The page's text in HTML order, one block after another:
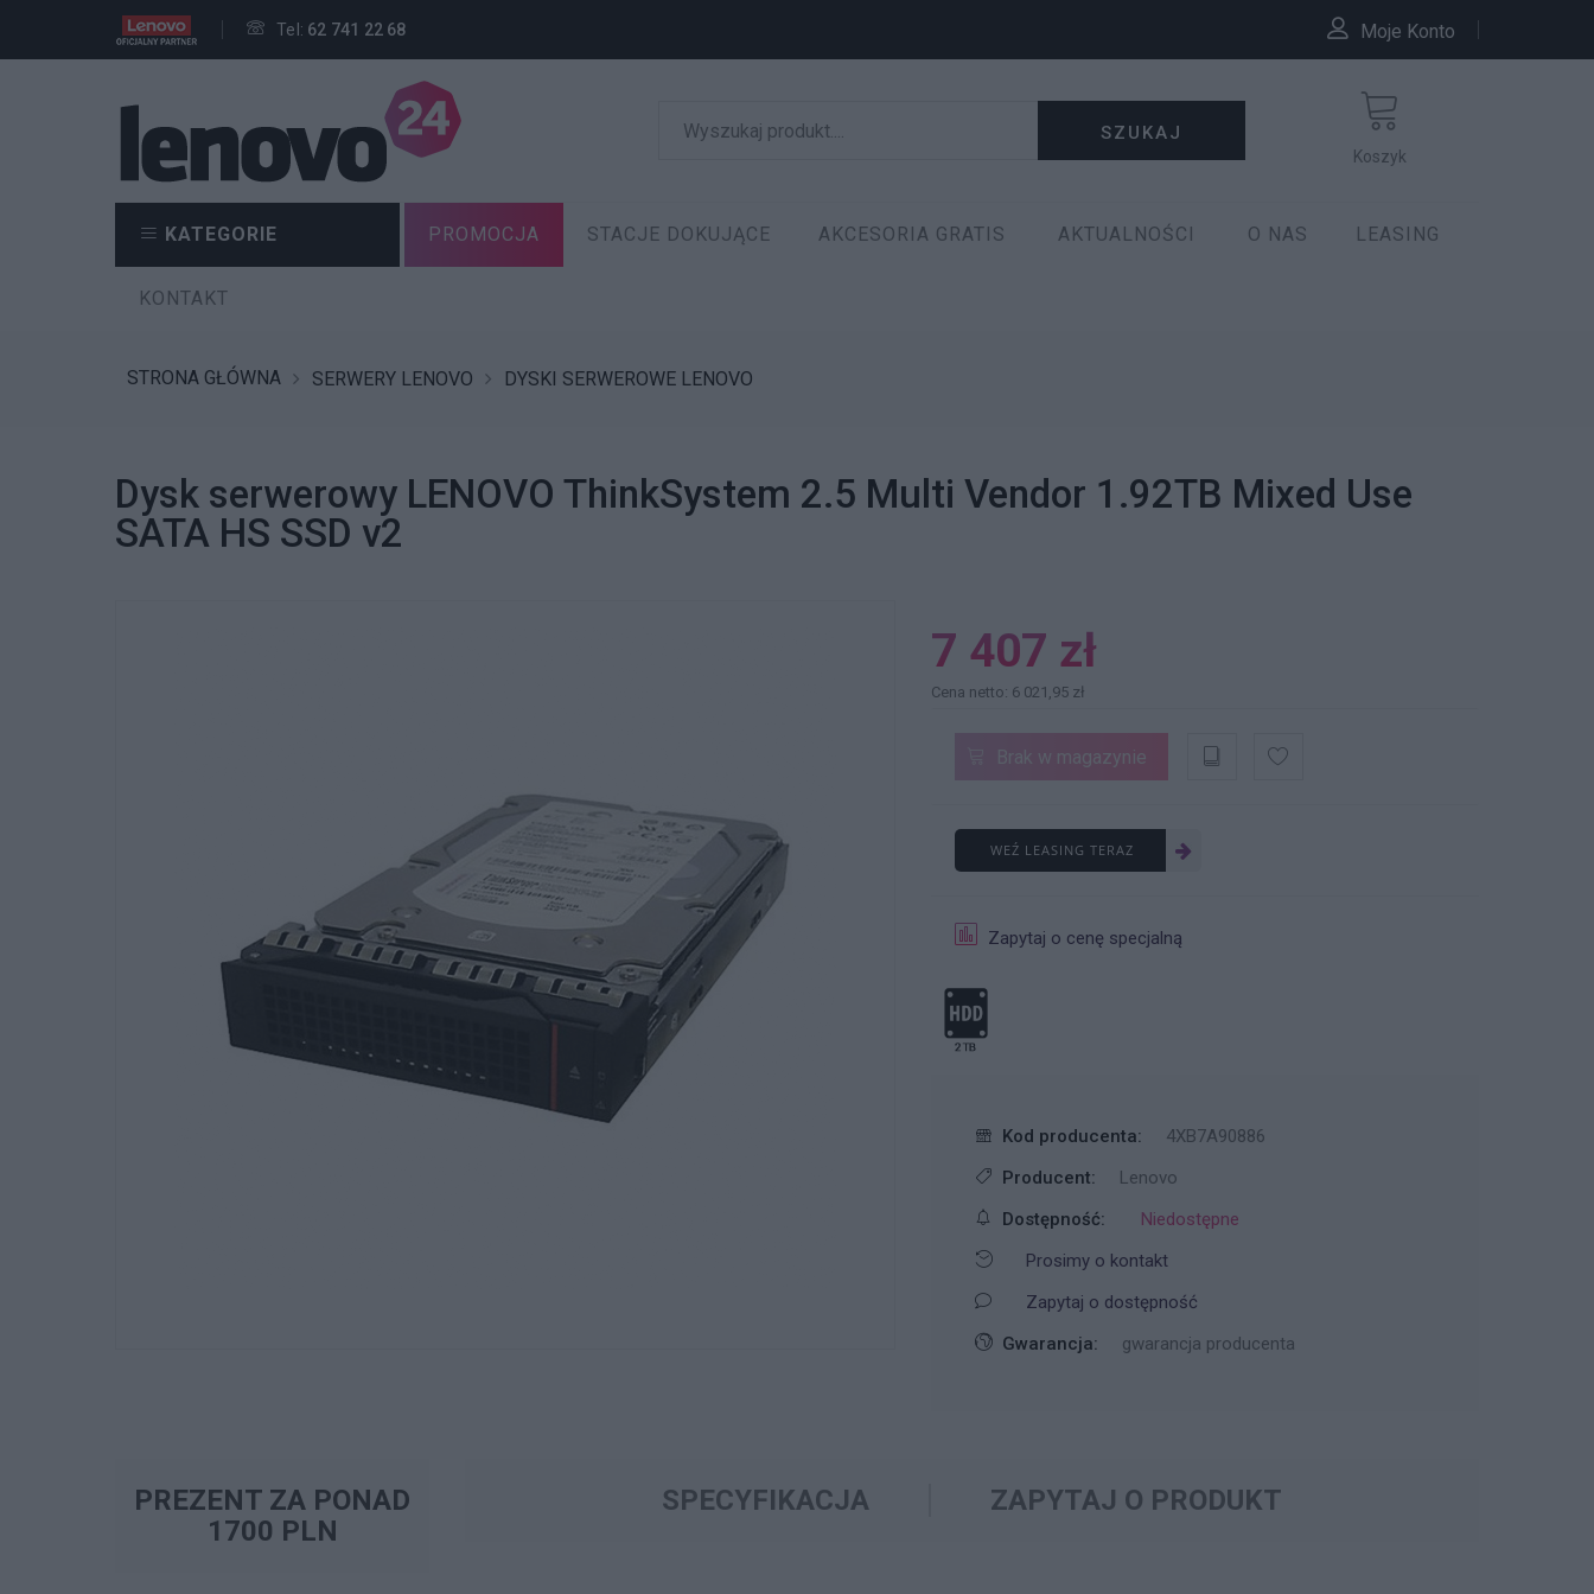
Tel: 62 741 22 68 Moje Konto
SZUKAJ
Koszyk
KATEGORIE PROMOCJA STACJE DOKUJĄCE AKCESORIA GRATIS AKTUALNOŚCI O NAS LEASING
KONTAKT
STRONA GŁÓWNA SERWERY LENOVO DYSKI SERWEROWE LENOVO
Dysk serwerowy LENOVO ThinkSystem 2.5 Multi Vendor 1.92TB Mixed Use
SATA HS SSD v2
7 407 zł
Cena netto: 6 021,95 zł
Brak w magazynie
WEŹ LEASING TERAZ
Zapytaj o cenę specjalną
Kod producenta:
4XB7A90886
Producent:
Lenovo
Dostępność:
Niedostępne
Prosimy o kontakt
Zapytaj o dostępność
Gwarancja:
gwarancja producenta
PREZENT ZA PONAD
1700 PLN
SPECYFIKACJA ZAPYTAJ O PRODUKT